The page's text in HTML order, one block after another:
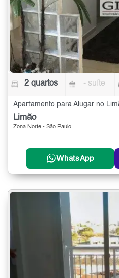
2 quartos - suíte
Apartamento para Alugar no
Limão
Zona Norte - São Paulo
WhatsApp